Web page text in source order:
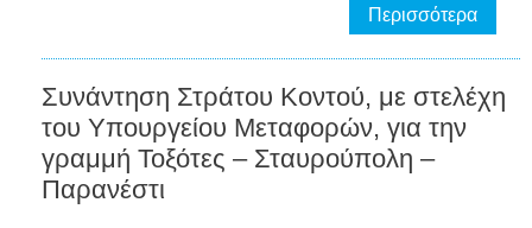
Περισσότερα
Συνάντηση Στράτου Κοντού, με στελέχη
του Υπουργείου Μεταφορών, για την
γραμμή Τοξότες – Σταυρούπολη –
Παρανέστι